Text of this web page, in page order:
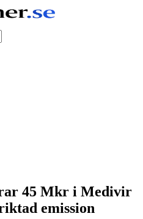
45 Mkr i Medivir
emission